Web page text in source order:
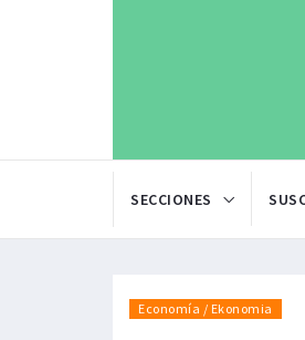
SECCIONES
Economía / Ekonomia